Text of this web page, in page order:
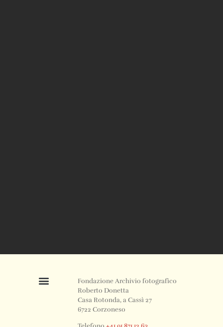
Fondazione Archivio fotografico
Roberto Donetta
Casa Rotonda, a Cassì 27
6722 Corzoneso